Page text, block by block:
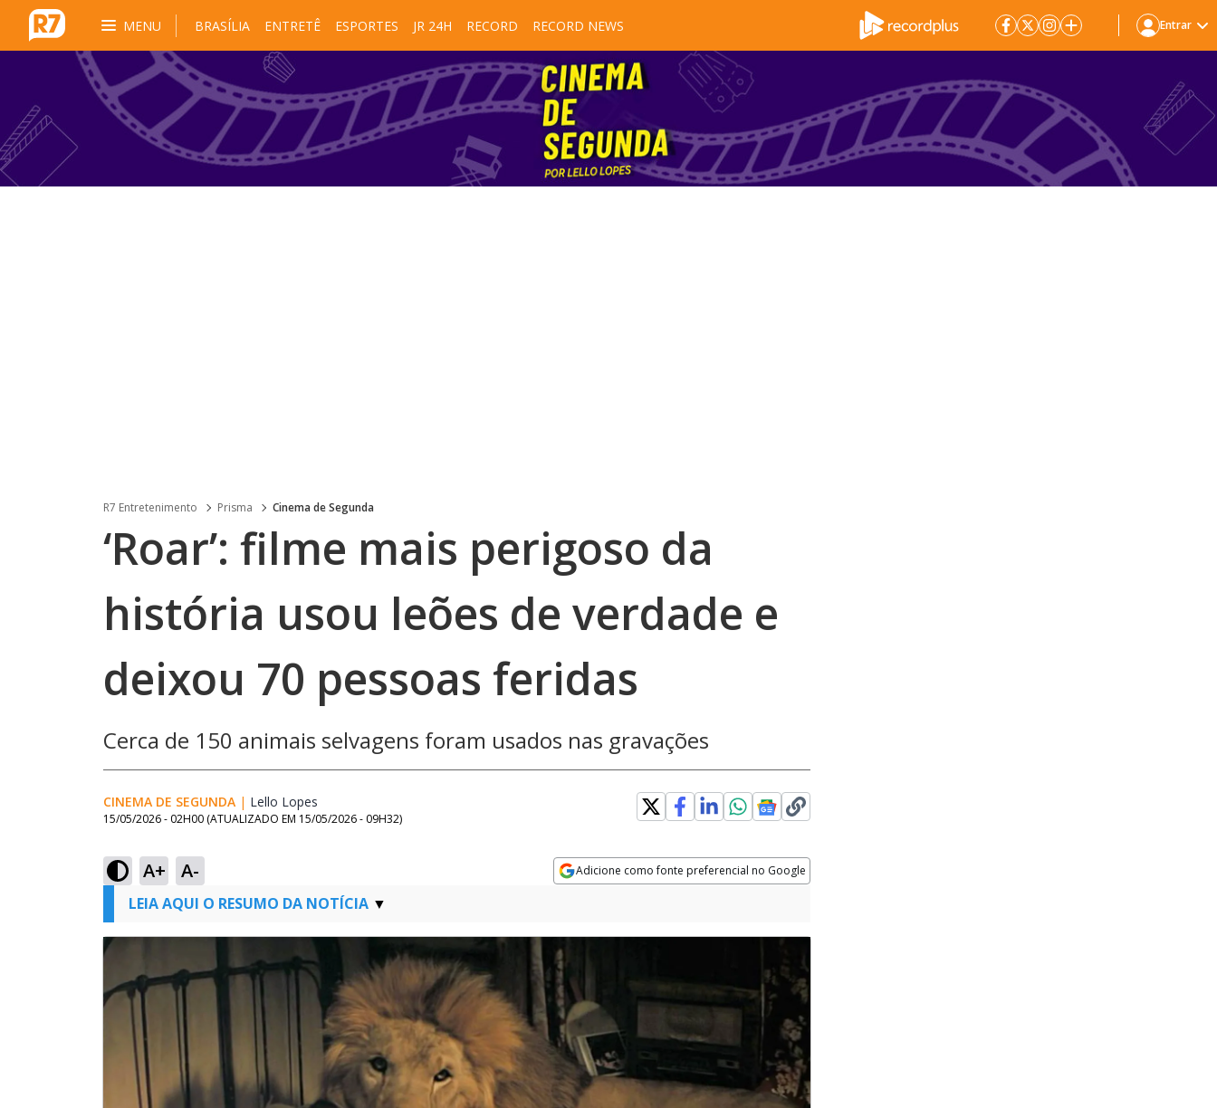
MENU BRASÍLIA ENTRETÊ ESPORTES JR 24H RECORD RECORD NEWS Entrar
R7 Entretenimento Prisma Cinema de Segunda
‘Roar’: filme mais perigoso da
história usou leões de verdade e
deixou 70 pessoas feridas
Cerca de 150 animais selvagens foram usados nas gravações
CINEMA DE SEGUNDA | Lello Lopes
15/05/2026 - 02H00 (ATUALIZADO EM 15/05/2026 - 09H32)
A+ A- Adicione como fonte preferencial no Google
LEIA AQUI O RESUMO DA NOTÍCIA